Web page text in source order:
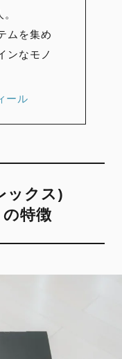
ムを集め
ンなモノ
ール
ックス)
の特徴